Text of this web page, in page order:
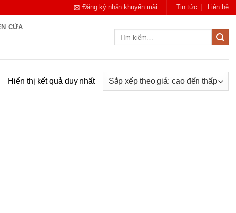
Đăng ký nhận khuyến mãi Tin tức Liên hệ
CỬA
Hiển thị kết quả duy nhất